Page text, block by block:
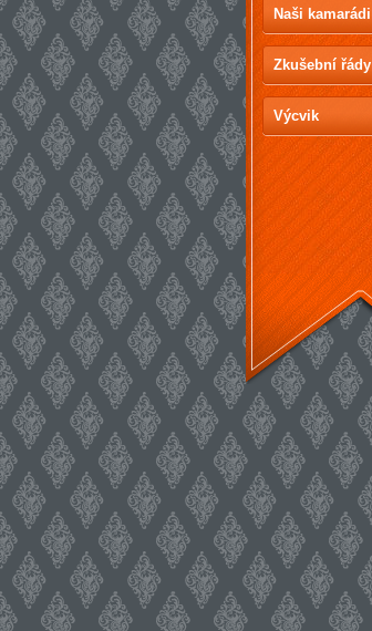
Naši kamarádi
Zkušební řády
Výcvik